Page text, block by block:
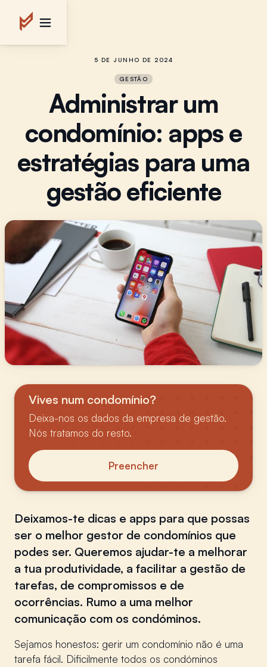
5 DE JUNHO DE 2024
GESTÃO
Administrar um
condomínio: apps e
estratégias para uma
gestão eficiente
Vives num condomínio?
Deixa-nos os dados da empresa de gestão.
Nós tratamos do resto.
Preencher
Deixamos-te dicas e apps para que possas
ser o melhor gestor de condomínios que
podes ser. Queremos ajudar-te a melhorar
a tua produtividade, a facilitar a gestão de
tarefas, de compromissos e de
ocorrências. Rumo a uma melhor
comunicação com os condóminos.
Sejamos honestos: gerir um condomínio não é uma
tarefa fácil. Dificilmente todos os condóminos